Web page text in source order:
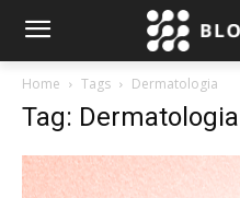
Home Tags Dermatologia
Tag: Dermatologia